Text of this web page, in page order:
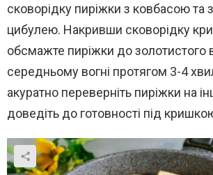
сковорідку пиріжки з ковбасою та
цибулею. Накривши сковорідку
обсмажте пиріжки до золотистого
середньому вогні протягом 3-4
акуратно переверніть пиріжки на
доведіть до готовності під